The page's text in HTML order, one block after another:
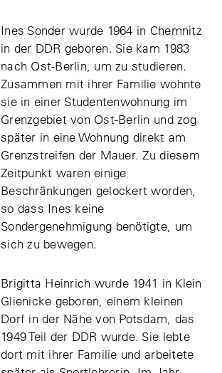
Ines Sonder wurde 1964 in Chemnitz
in der DDR geboren. Sie kam 1983
nach Ost-Berlin, um zu studieren.
Zusammen mit ihrer Familie wohnte
sie in einer Studentenwohnung im
Grenzgebiet von Ost-Berlin und zog
später in eine Wohnung direkt am
Grenzstreifen der Mauer. Zu diesem
Zeitpunkt waren einige
Beschränkungen gelockert worden,
so dass Ines keine
Sondergenehmigung benötigte, um
sich zu bewegen.
Brigitta Heinrich wurde 1941 in Klein
Glienicke geboren, einem kleinen
Dorf in der Nähe von Potsdam, das
1949 Teil der DDR wurde. Sie lebte
dort mit ihrer Familie und arbeitete